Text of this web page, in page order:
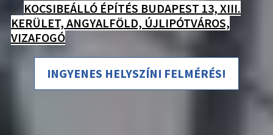
✓ KOCSIBEÁLLÓ ÉPÍTÉS BUDAPEST 13, XIII.
KERÜLET, ANGYALFÖLD, ÚJLIPÓTVÁROS,
VIZAFOGÓ
INGYENES HELYSZÍNI FELMÉRÉS!